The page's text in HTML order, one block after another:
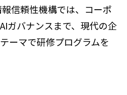
信頼性機構では、コーポ
ガバナンスまで、現代の企
ーマで研修プログラムを